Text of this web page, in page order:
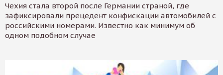
Чехия стала второй после Германии страной, где
зафиксировали прецедент конфискации автомобилей с
российскими номерами. Известно как минимум об
одном подобном случае